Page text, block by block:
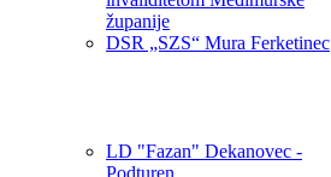
županije
DSR „SZS“ Mura Ferketinec
LD "Fazan" Dekanovec -
Podturen